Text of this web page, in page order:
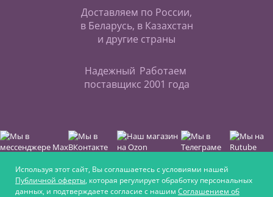
Доставляем по России,
в Беларусь, в Казахстан
и другие страны
Надежный
поставщик
Работаем
с 2001 года
Используя этот сайт, Вы соглашаетесь с условиями нашей
Публичной оферты, которая регулирует обработку персональных
данных, и подтверждаете согласие с нашим Соглашением об